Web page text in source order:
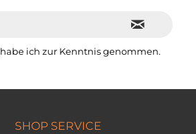
habe ich zur Kenntnis genommen.
SHOP SERVICE